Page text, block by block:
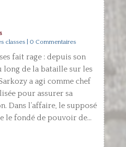
classes| 0 Commentaires
fait rage : depuis son
long de la bataille sur les
a agi comme chef
pour assurer sa
Dans l’affaire, le supposé
le fondé de pouvoir de...